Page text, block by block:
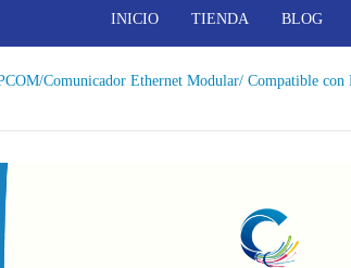
INICIO TIENDA BLOG
Comunicador Ethernet Modular/ Compatible con